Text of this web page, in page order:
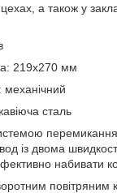
а також у
219х270 мм
механічний
сталь
із двома
набивати